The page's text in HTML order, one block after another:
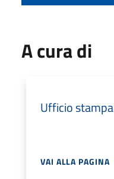
A cura di
Ufficio stampa
VAI ALLA PAGINA